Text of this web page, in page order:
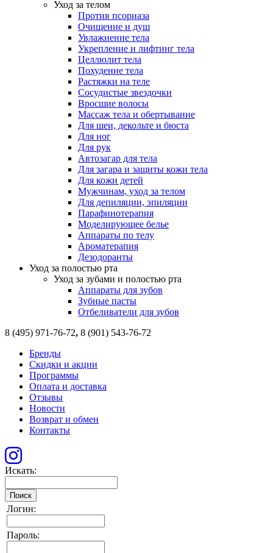
Уход за телом
Против псориаза
Очищение и душ
Увлажнение тела
Укрепление и лифтинг тела
Целлюлит тела
Похудение тела
Растяжки на теле
Сосудистые звездочки
Вросшие волосы
Массаж тела и обертывание
Для шеи, декольте и бюста
Для ног
Для рук
Автозагар для тела
Для загара и защиты кожи тела
Для кожи детей
Мужчинам, уход за телом
Для депиляции, эпиляции
Парафинотерапия
Моделирующее белье
Аппараты по телу
Ароматерапия
Дезодоранты
Уход за полостью рта
Уход за зубами и полостью рта
Аппараты для зубов
Зубные пасты
Отбеливатели для зубов
8 (495) 971-76-72, 8 (901) 543-76-72
Бренды
Скидки и акции
Программы
Оплата и доставка
Отзывы
Новости
Возврат и обмен
Контакты
Искать:
Поиск
Логин:
Пароль: